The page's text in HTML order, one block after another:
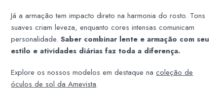
Já a armação tem impacto direto na harmonia do rosto. Tons
suaves criam leveza, enquanto cores intensas comunicam
personalidade.Saber combinar lente e armação com seu
estilo e atividades diárias faz toda a diferença.
Explore os nossos modelos em destaque nacoleção de
óculos de sol da Amevista.